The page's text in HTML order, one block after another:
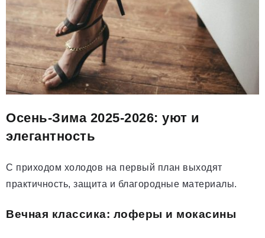
Осень-Зима 2025-2026: уют и
элегантность
С приходом холодов на первый план выходят
практичность, защита и благородные материалы.
Вечная классика: лоферы и мокасины